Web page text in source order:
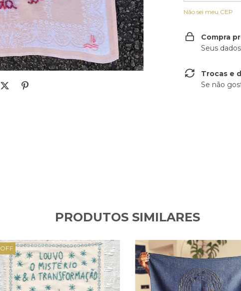
Não sei meu CEP
Compra
Seus
Trocas e
Se não
PRODUTOS SIMILARES
OFF